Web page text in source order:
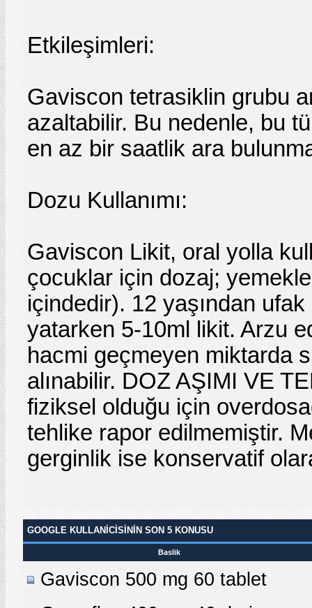
Etkileşimleri:
Gaviscon tetrasiklin grubu
azaltabilir. Bu nedenle, bu
en az bir saatlik ara
Dozu Kullanımı:
Gaviscon Likit, oral yolla
çocuklar için dozaj;
içindedir). 12 yaşından
yatarken 5-10ml likit. Arzu
hacmi geçmeyen miktarda
alınabilir. DOZ AŞIMI VE
fiziksel olduğu için
tehlike rapor edilmemiştir.
gerginlik ise konservatif
GOOGLE KULLANICISININ SON 5 KONUSU
Baslik
Gaviscon 500 mg 60 tablet